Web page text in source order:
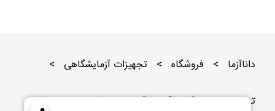
داناآزما > فروشگاه > تجهیزات آزمایشگاهی >
تجهیزات اندازه گیری آزمایشگاهی > فلومتر